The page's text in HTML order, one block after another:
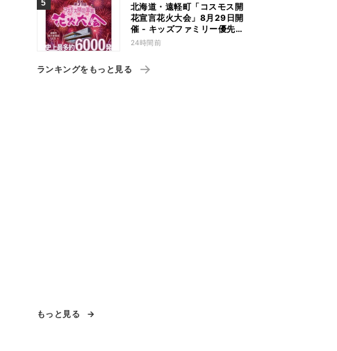
北海道・遠軽町「コスモス開
花宣言花火大会」8月29日開
催 - キッズファミリー優先観
覧エリアも新設
24時間前
ランキングをもっと見る
もっと見る